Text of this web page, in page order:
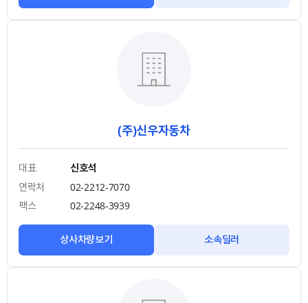
(주)신우자동차
대표
신호석
연락처
02-2212-7070
팩스
02-2248-3939
상사차량보기 소속딜러